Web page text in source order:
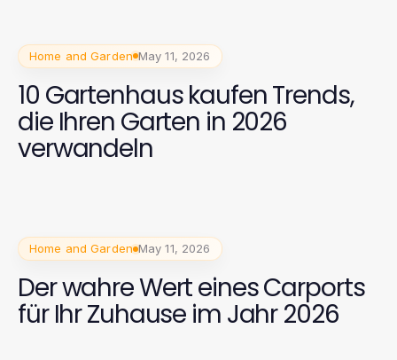
Home and Garden May 11, 2026
10 Gartenhaus kaufen Trends,
die Ihren Garten in 2026
verwandeln
Home and Garden May 11, 2026
Der wahre Wert eines Carports
für Ihr Zuhause im Jahr 2026